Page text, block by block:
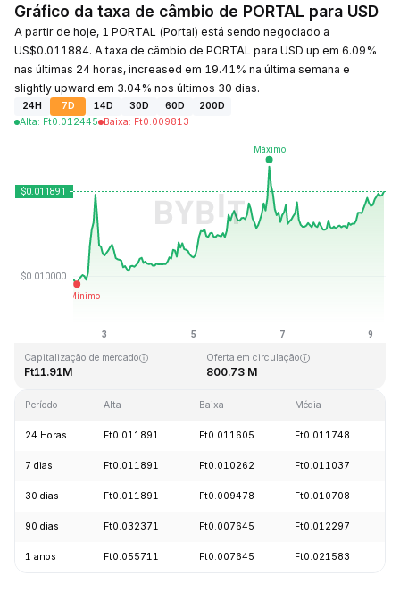
Gráfico da taxa de câmbio de PORTAL para USD
A partir de hoje, 1 PORTAL (Portal) está sendo negociado a
US$0.011884. A taxa de câmbio de PORTAL para USD up em 6.09%
nas últimas 24 horas, increased em 19.41% na última semana e
slightly upward em 3.04% nos últimos 30 dias.
24H 7D 14D 30D 60D
200D
Alta: Ft0.012445 Baixa: Ft0.009813
Última atualização: 2026-08-09, 06:32 GMT+0
Capitalização de mercado
Ft11.91M
Oferta em circulação
800.73 M
Período Alta Baixa Média
24 Horas Ft0.011891 Ft0.011605 Ft0.011748
7 dias Ft0.011891 Ft0.010262 Ft0.011037
30 dias Ft0.011891 Ft0.009478 Ft0.010708
90 dias Ft0.032371 Ft0.007645 Ft0.012297
1 anos Ft0.055711 Ft0.007645 Ft0.021583